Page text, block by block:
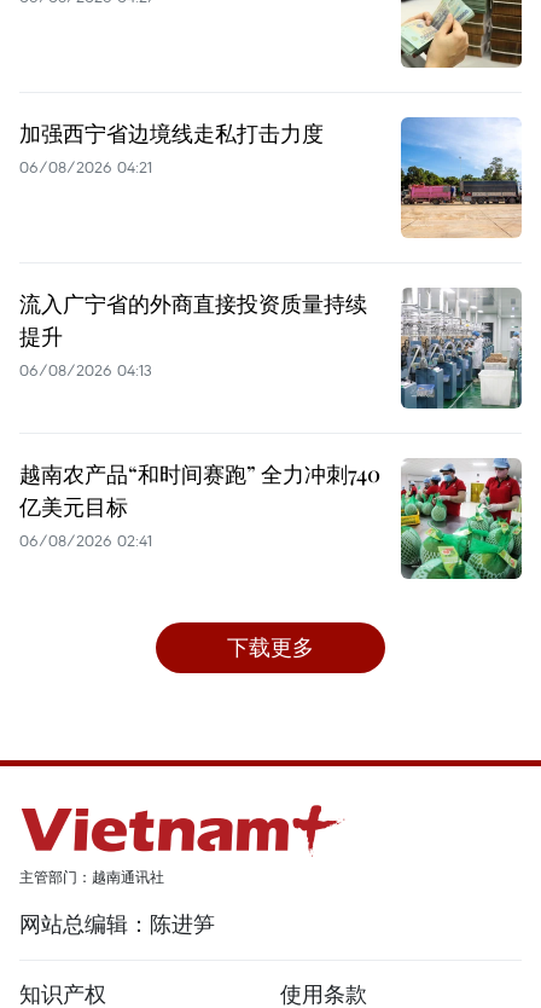
加强西宁省边境线走私打击力度
06/08/2026 04:21
流入广宁省的外商直接投资质量持续
提升
06/08/2026 04:13
越南农产品“和时间赛跑” 全力冲刺740
亿美元目标
06/08/2026 02:41
下载更多
主管部门：越南通讯社
网站总编辑：陈进笋
知识产权 使用条款